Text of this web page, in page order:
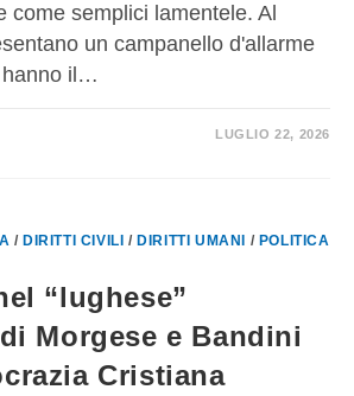
come semplici lamentele. Al
un campanello d'allarme
hanno il…
LUGLIO 22, 2026
/ DIRITTI CIVILI / DIRITTI UMANI / POLITICA
“lughese”
Morgese e Bandini
Cristiana